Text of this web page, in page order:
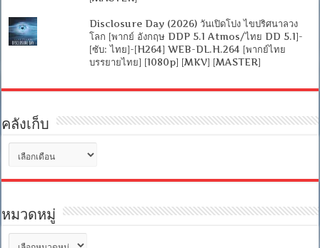
Disclosure Day (2026) วันเปิดโปง ไขปริศนาลวง
โลก [พากย์ อังกฤษ DDP 5.1 Atmos/ไทย DD 5.1]-
[ซับ: ไทย]-[H264] WEB-DL.H.264 [พากย์ไทย
บรรยายไทย] [1080p] [MKV] [MASTER]
คลังเก็บ
เก็บ
หมวดหมู่